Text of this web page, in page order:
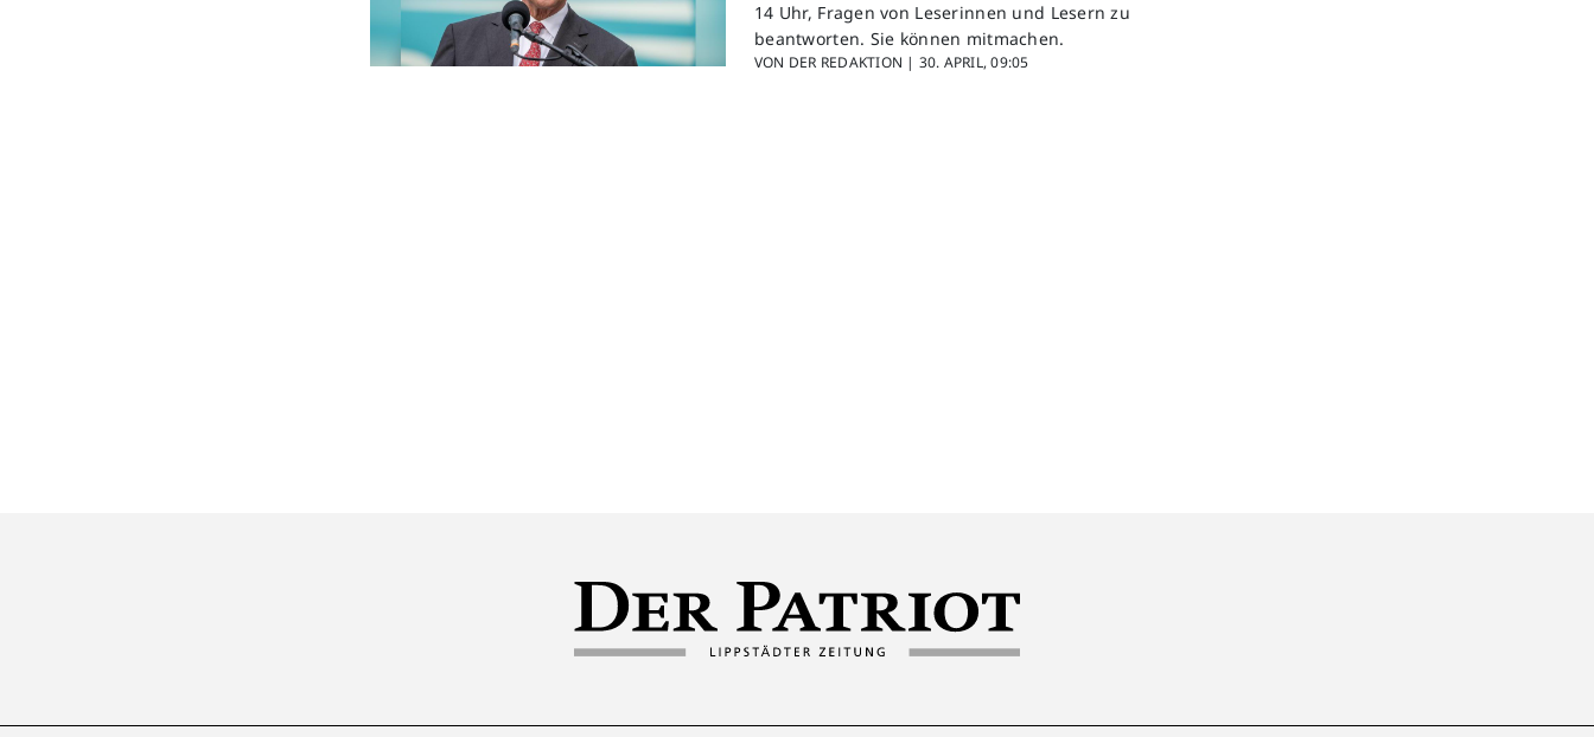
14 Uhr, Fragen von Leserinnen und Lesern zu
beantworten. Sie können mitmachen.
VON DER REDAKTION | 30. APRIL, 09:05